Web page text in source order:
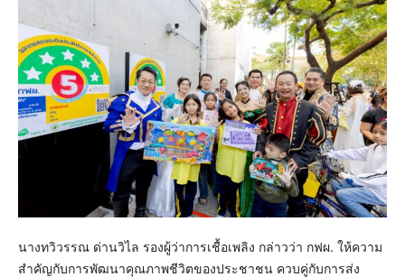
นางทวิวรรณ ด่านวิไล รองผู้ว่าการเชื้อเพลิง กล่าวว่า กฟผ. ให้ความ
สำคัญกับการพัฒนาคุณภาพชีวิตของประชาชน ควบคู่กับการส่ง